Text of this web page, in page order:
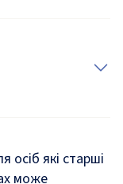
які старші
може